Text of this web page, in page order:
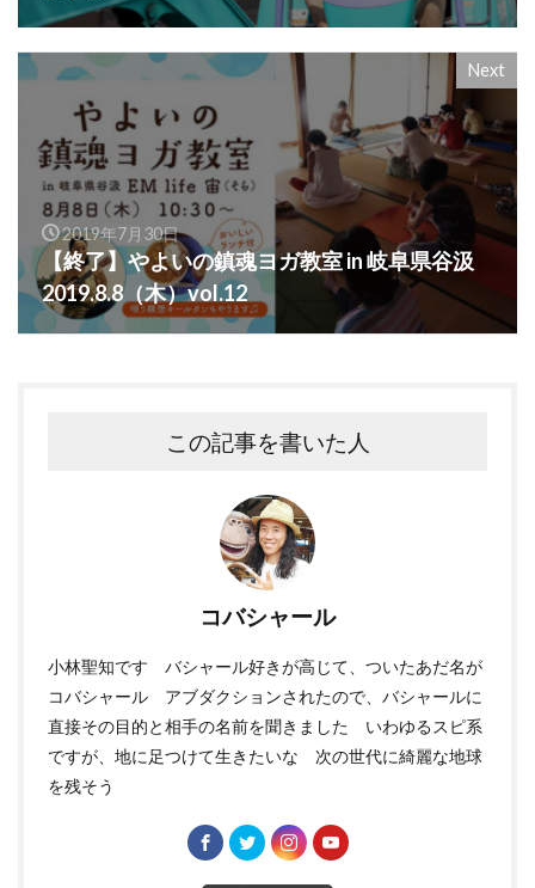
Next
2019年7月30日
【終了】やよいの鎮魂ヨガ教室 in 岐阜県谷汲
2019.8.8（木）vol.12
この記事を書いた人
コバシャール
小林聖知です バシャール好きが高じて、ついたあだ名が
コバシャール アブダクションされたので、バシャールに
直接その目的と相手の名前を聞きました いわゆるスピ系
ですが、地に足つけて生きたいな 次の世代に綺麗な地球
を残そう